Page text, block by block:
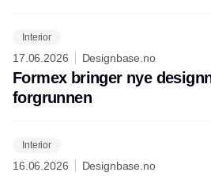
Interior
17.06.2026 Designbase.no
Formex bringer nye
forgrunnen
Interior
16.06.2026 Designbase.no